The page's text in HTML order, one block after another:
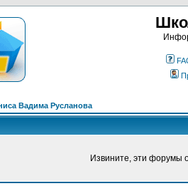
Вадима Русланова
Извините, эти форумы